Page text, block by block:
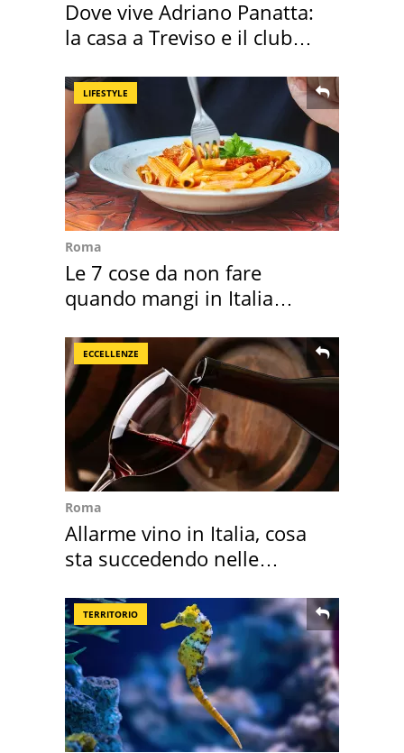
Dove vive Adriano Panatta:
la casa a Treviso e il club
LIFESTYLE
Roma
Le 7 cose da non fare
quando mangi in Italia
ECCELLENZE
Roma
Allarme vino in Italia, cosa
sta succedendo nelle
TERRITORIO